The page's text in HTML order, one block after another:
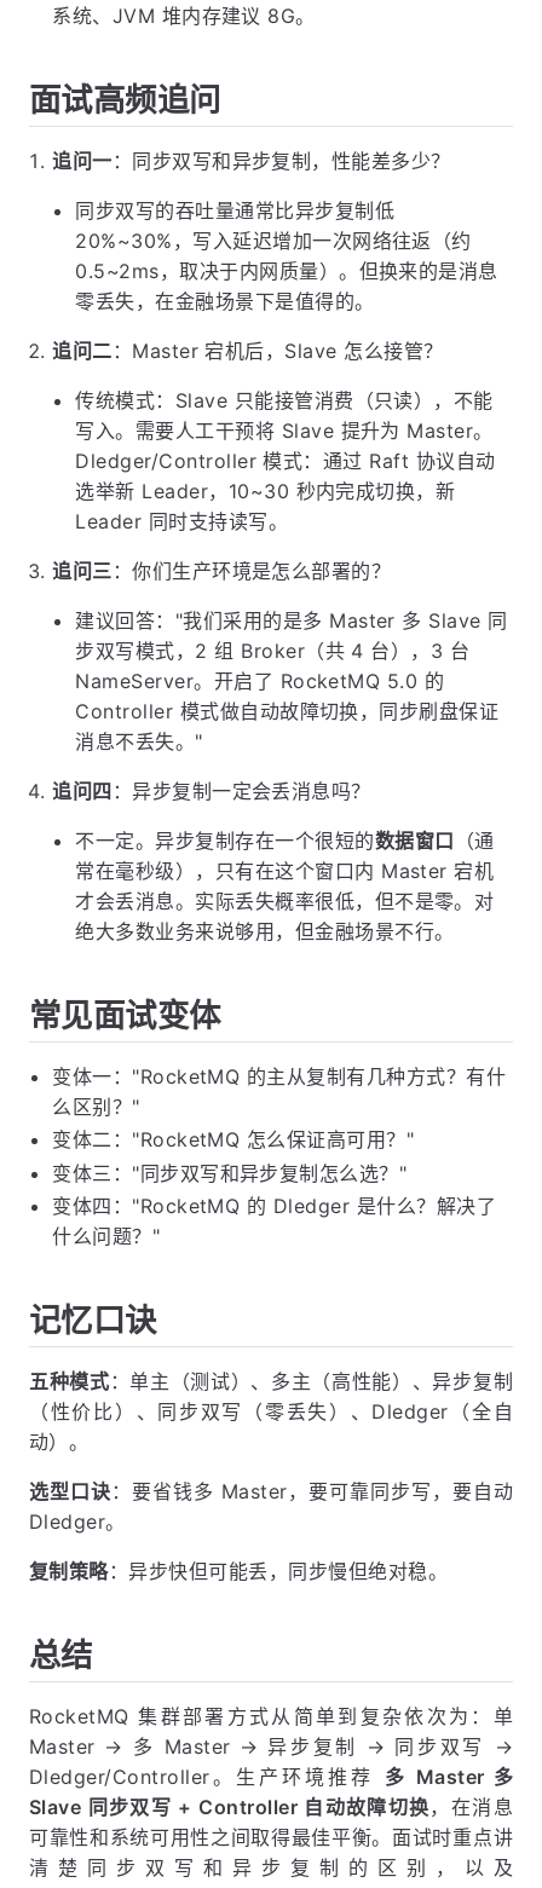
系统、JVM 堆内存建议 8G。
面试高频追问
追问一 ：同步双写和异步复制，性能差多少？
同步双写的吞吐量通常比异步复制低
20%~30%，写入延迟增加一次网络往返（约
0.5~2ms，取决于内网质量）。但换来的是消息
零丢失，在金融场景下是值得的。
追问二 ：Master 宕机后，Slave 怎么接管？
传统模式：Slave 只能接管消费（只读），不能
写入。需要人工干预将 Slave 提升为 Master。
Dledger/Controller 模式：通过 Raft 协议自动
选举新 Leader，10~30 秒内完成切换，新
Leader 同时支持读写。
追问三 ：你们生产环境是怎么部署的？
建议回答："我们采用的是多 Master 多 Slave 同
步双写模式，2 组 Broker（共 4 台），3 台
NameServer。开启了 RocketMQ 5.0 的
Controller 模式做自动故障切换，同步刷盘保证
消息不丢失。"
追问四 ：异步复制一定会丢消息吗？
不一定。异步复制存在一个很短的数据窗口 （通
常在毫秒级），只有在这个窗口内 Master 宕机
才会丢消息。实际丢失概率很低，但不是零。对
绝大多数业务来说够用，但金融场景不行。
常见面试变体
变体一："RocketMQ 的主从复制有几种方式？有什
么区别？"
变体二："RocketMQ 怎么保证高可用？"
变体三："同步双写和异步复制怎么选？"
变体四："RocketMQ 的 Dledger 是什么？解决了
什么问题？"
记忆口诀
五种模式 ：单主（测试）、多主（高性能）、异步复制
（性价比）、同步双写（零丢失）、Dledger（全自
动）。
选型口诀 ：要省钱多 Master，要可靠同步写，要自动
Dledger。
复制策略：异步快但可能丢，同步慢但绝对稳。
总结
RocketMQ 集群部署方式从简单到复杂依次为：单
Master → 多 Master → 异步复制 → 同步双写 →
Dledger/Controller。生产环境推荐 多 Master 多
Slave 同步双写 + Controller 自动故障切换，在消息
可靠性和系统可用性之间取得最佳平衡。面试时重点讲
清楚同步双写和异步复制的区别，以及